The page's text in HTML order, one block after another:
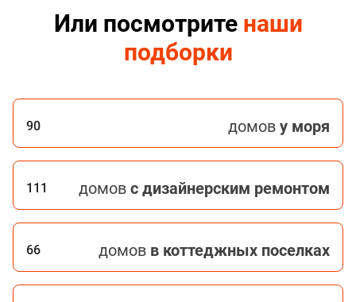
Или посмотрите наши
подборки
90 домов у моря
111 домов с дизайнерским ремонтом
66 домов в коттеджных поселках